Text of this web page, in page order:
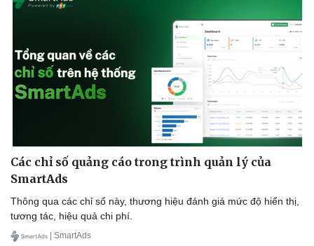
Các chỉ số quảng cáo trong trình quản lý của
SmartAds
Thông qua các chỉ số này, thương hiệu đánh giá mức độ hiển thị,
tương tác, hiệu quả chi phí.
| SmartAds